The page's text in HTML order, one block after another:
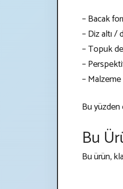
– Bacak
– Diz altı /
– Topuk
–
–
Bu yüzden
Bu
Bu ürün,